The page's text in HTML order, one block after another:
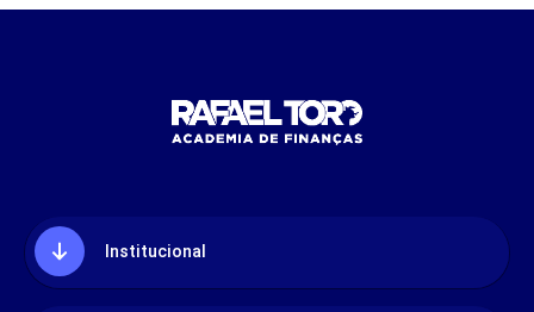
Institucional